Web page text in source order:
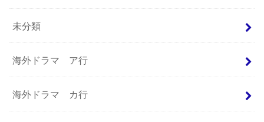
未分類
海外ドラマ ア行
海外ドラマ カ行